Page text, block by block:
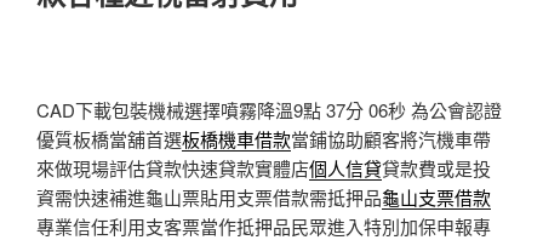
CAD下載包裝機械選擇噴霧降溫9點 37分 06秒 為公會認證
優質板橋當舖首選板橋機車借款當鋪協助顧客將汽機車帶
來做現場評估貸款快速貸款實體店個人信貸貸款費或是投
資需快速補進龜山票貼用支票借款需抵押品龜山支票借款
專業信任利用支客票當作抵押品民眾進入特別加保申報專